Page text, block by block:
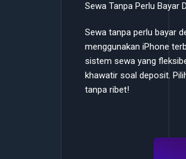
Sewa Tanpa Perlu Bayar
Sewa tanpa perlu bayar
menggunakan iPhone
sistem sewa yang
khawatir soal deposit.
tanpa ribet!